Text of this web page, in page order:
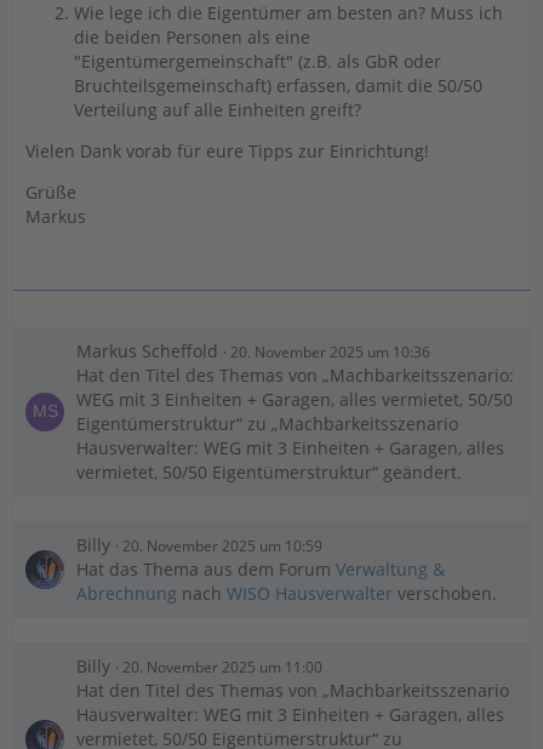
Wie lege ich die Eigentümer am besten an? Muss ich
die beiden Personen als eine
"Eigentümergemeinschaft" (z.B. als GbR oder
Bruchteilsgemeinschaft) erfassen, damit die 50/50
Verteilung auf alle Einheiten greift?
Vielen Dank vorab für eure Tipps zur Einrichtung!
Grüße
Markus
Markus Scheffold 20. November 2025 um 10:36
Hat den Titel des Themas von „Machbarkeitsszenario:
WEG mit 3 Einheiten + Garagen, alles vermietet, 50/50
Eigentümerstruktur“ zu „Machbarkeitsszenario
Hausverwalter: WEG mit 3 Einheiten + Garagen, alles
vermietet, 50/50 Eigentümerstruktur“ geändert.
Billy 20. November 2025 um 10:59
Hat das Thema aus dem Forum Verwaltung &
Abrechnung nach WISO Hausverwalter verschoben.
Billy 20. November 2025 um 11:00
Hat den Titel des Themas von „Machbarkeitsszenario
Hausverwalter: WEG mit 3 Einheiten + Garagen, alles
vermietet, 50/50 Eigentümerstruktur“ zu